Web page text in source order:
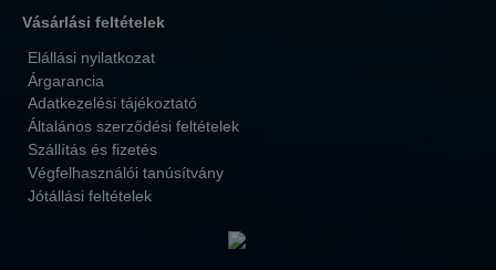
Vásárlási feltételek
Elállási nyilatkozat
Árgarancia
Adatkezelési tájékoztató
Általános szerződési feltételek
Szállítás és fizetés
Végfelhasználói tanúsítvány
Jótállási feltételek